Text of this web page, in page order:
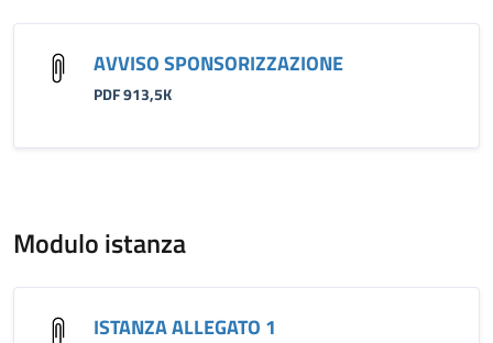
AVVISO SPONSORIZZAZIONE
PDF 913,5K
Modulo istanza
ISTANZA ALLEGATO 1